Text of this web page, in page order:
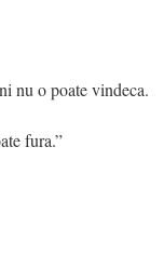
nu o poate vindeca.
fura.”